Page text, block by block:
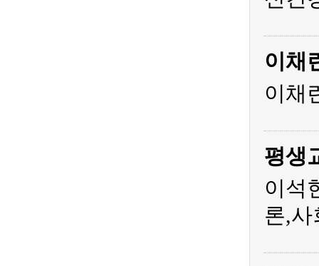
이채
이채
평생
이석
론,사